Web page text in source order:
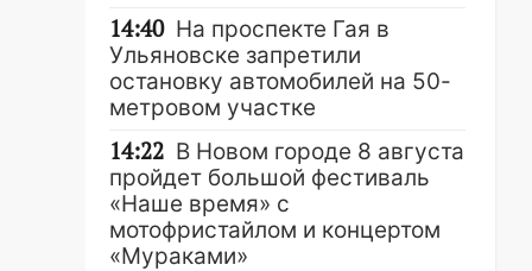
14:40 На проспекте Гая в
Ульяновске запретили
остановку автомобилей на 50-
метровом участке
14:22 В Новом городе 8 августа
пройдет большой фестиваль
«Наше время» с
мотофристайлом и концертом
«Мураками»